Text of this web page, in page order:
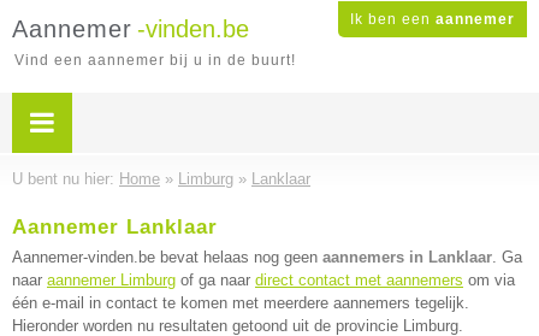
Ik ben een aannemer
Aannemer -vinden.be
Vind een aannemer bij u in de buurt!
U bent nu hier: Home » Limburg » Lanklaar
Aannemer Lanklaar
Aannemer-vinden.be bevat helaas nog geen aannemers in Lanklaar. Ga
naar aannemer Limburg of ga naar direct contact met aannemers om via
één e-mail in contact te komen met meerdere aannemers tegelijk.
Hieronder worden nu resultaten getoond uit de provincie Limburg.